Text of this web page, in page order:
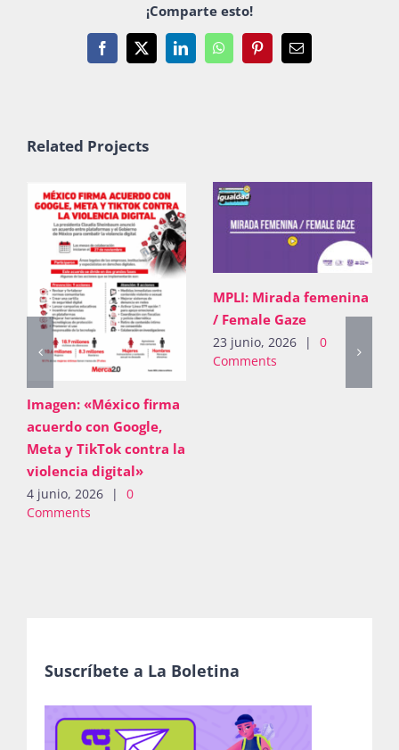
¡Comparte esto!
Facebook
X LinkedInWhatsAppPinterestEmail
Related Projects
Imagen: «México firma
acuerdo con Google,
Meta y TikTok contra la
violencia digital»
4 junio, 2026 |
0
Comments
MPLI: Mirada femenina
/ Female Gaze
23 junio, 2026 |
0
Comments
Suscríbete a La Boletina